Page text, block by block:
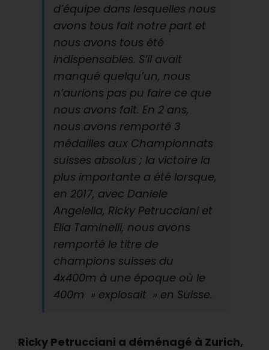
d’équipe dans lesquelles nous
avons tous fait notre part et
nous avons tous été
indispensables. S’il avait
manqué quelqu’un, nous
n’aurions pas pu faire ce que
nous avons fait. En 2 ans,
nous avons remporté 3
médailles aux Championnats
suisses absolus ; la victoire la
plus importante a été lorsque,
en 2017, avec Daniele
Angelella, Ricky Petrucciani et
Elia Taminelli, nous avons
remporté le titre de
champions suisses du
4x400m à une époque où le
400m » explosait » en Suisse.
Ricky Petrucciani a déménagé à Zurich,